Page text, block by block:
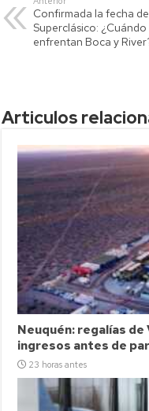
A
p
Li
nk
Confirmada la fecha
Superclásico: ¿Cuándo
enfrentan Boca y
Articulos
Neuquén: regalías
ingresos antes de
23 horas antes